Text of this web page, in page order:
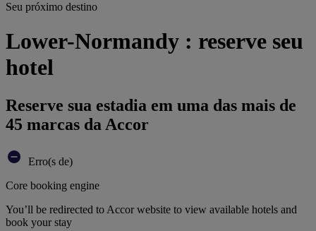
Seu próximo destino
Lower-Normandy : reserve seu
hotel
Reserve sua estadia em uma das mais de
45 marcas da Accor
Erro(s de)
Core booking engine
You’ll be redirected to Accor website to view available hotels and
book your stay